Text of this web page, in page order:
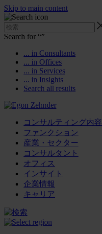
Skip to main content
Search for “”
... in Consultants
... in Offices
... in Services
... in Insights
Search all results
コンサルティング内容
ファンクション
産業・セクター
コンサルタント
オフィス
インサイト
企業情報
キャリア